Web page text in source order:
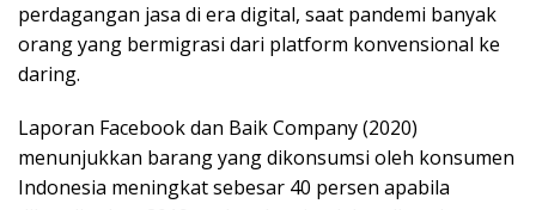
perdagangan jasa di era digital, saat pandemi banyak
orang yang bermigrasi dari platform konvensional ke
daring.
Laporan Facebook dan Baik Company (2020)
menunjukkan barang yang dikonsumsi oleh konsumen
Indonesia meningkat sebesar 40 persen apabila